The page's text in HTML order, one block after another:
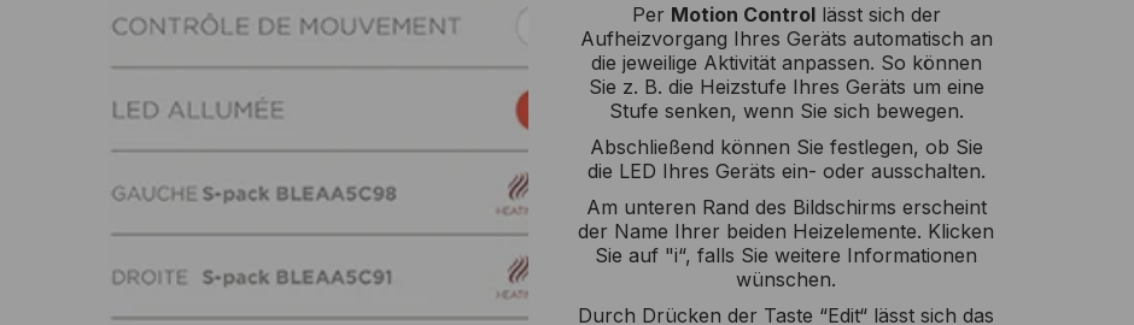
Per Motion Controllässt sich der
Aufheizvorgang Ihres Geräts automatisch an
die jeweilige Aktivität anpassen. So können
Sie z. B. die Heizstufe Ihres Geräts um eine
Stufe senken, wenn Sie sich bewegen.
Abschließend können Sie festlegen, ob Sie
die LED Ihres Geräts ein- oder ausschalten.
Am unteren Rand des Bildschirms erscheint
der Name Ihrer beiden Heizelemente. Klicken
Sie auf "i“, falls Sie weitere Informationen
wünschen.
Durch Drücken der Taste “Edit“ lässt sich das